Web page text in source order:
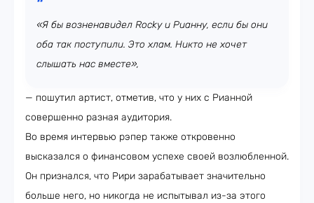
«Я бы возненавидел Rocky и Рианну, если бы они
оба так поступили. Это хлам. Никто не хочет
слышать нас вместе»,
— пошутил артист, отметив, что у них с Рианной
совершенно разная аудитория.
Во время интервью рэпер также откровенно
высказался о финансовом успехе своей возлюбленной.
Он признался, что Рири зарабатывает значительно
больше него, но никогда не испытывал из-за этого